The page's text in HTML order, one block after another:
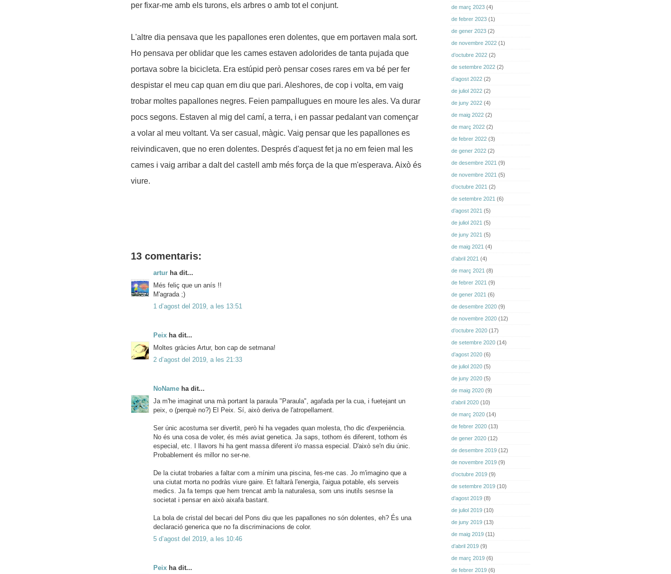
per fixar-me amb els turons, els arbres o amb tot el conjunt.
L'altre dia pensava que les papallones eren dolentes, que em portaven mala sort.
Ho pensava per oblidar que les cames estaven adolorides de tanta pujada que
portava sobre la bicicleta. Era estúpid però pensar coses rares em va bé per fer
despistar el meu cap quan em diu que pari. Aleshores, de cop i volta, em vaig
trobar moltes papallones negres. Feien pampallugues en moure les ales. Va durar
pocs segons. Estaven al mig del camí, a terra, i en passar pedalant van començar
a volar al meu voltant. Va ser casual, màgic. Vaig pensar que les papallones es
reivindicaven, que no eren dolentes. Després d'aquest fet ja no em feien mal les
cames i vaig arribar a dalt del castell amb més força de la que m'esperava. Això és
viure.
13 comentaris:
artur ha dit...
Més feliç que un anís !!
M'agrada ;)
1 d’agost del 2019, a les 13:51
Peix ha dit...
Moltes gràcies Artur, bon cap de setmana!
2 d’agost del 2019, a les 21:33
NoName ha dit...
Ja m'he imaginat una mà portant la paraula "Paraula", agafada per la cua, i fuetejant un
peix, o (perquè no?) El Peix. Sí, això deriva de l'atropellament.
Ser únic acostuma ser divertit, però hi ha vegades quan molesta, t'ho dic d'experiència.
No és una cosa de voler, és més aviat genetica. Ja saps, tothom és diferent, tothom és
especial, etc. I llavors hi ha gent massa diferent i/o massa especial. D'això se'n diu únic.
Probablement és millor no ser-ne.
De la ciutat trobaries a faltar com a mínim una piscina, fes-me cas. Jo m'imagino que a
una ciutat morta no podràs viure gaire. Et faltarà l'energia, l'aigua potable, els serveis
medics. Ja fa temps que hem trencat amb la naturalesa, som uns inutils sesnse la
societat i pensar en això aixafa bastant.
La bola de cristal del becari del Pons diu que les papallones no són dolentes, eh? És una
declaració generica que no fa discriminacions de color.
5 d’agost del 2019, a les 10:46
Peix ha dit...
de març 2023 (4)
de febrer 2023 (1)
de gener 2023 (2)
de novembre 2022 (1)
d’octubre 2022 (2)
de setembre 2022 (2)
d’agost 2022 (2)
de juliol 2022 (2)
de juny 2022 (4)
de maig 2022 (2)
de març 2022 (2)
de febrer 2022 (3)
de gener 2022 (2)
de desembre 2021 (9)
de novembre 2021 (5)
d’octubre 2021 (2)
de setembre 2021 (6)
d’agost 2021 (5)
de juliol 2021 (5)
de juny 2021 (5)
de maig 2021 (4)
d’abril 2021 (4)
de març 2021 (8)
de febrer 2021 (9)
de gener 2021 (6)
de desembre 2020 (9)
de novembre 2020 (12)
d’octubre 2020 (17)
de setembre 2020 (14)
d’agost 2020 (6)
de juliol 2020 (5)
de juny 2020 (5)
de maig 2020 (9)
d’abril 2020 (10)
de març 2020 (14)
de febrer 2020 (13)
de gener 2020 (12)
de desembre 2019 (12)
de novembre 2019 (9)
d’octubre 2019 (9)
de setembre 2019 (10)
d’agost 2019 (8)
de juliol 2019 (10)
de juny 2019 (13)
de maig 2019 (11)
d’abril 2019 (9)
de març 2019 (6)
de febrer 2019 (6)